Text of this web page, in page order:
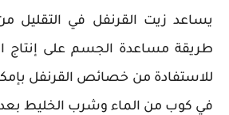
يساعد زيت القرنفل في التقليل
طريقة مساعدة الجسم على إنتاج
في كوب من الماء وشرب الخليط